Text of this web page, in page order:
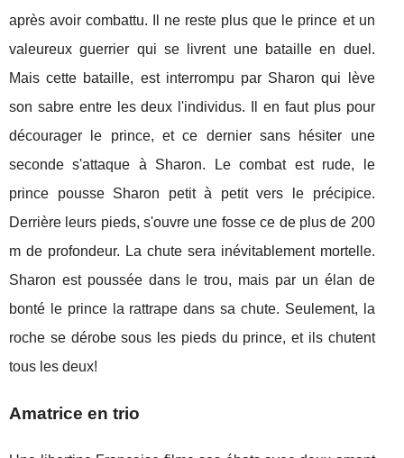
après avoir combattu. Il ne reste plus que le prince et un
valeureux guerrier qui se livrent une bataille en duel.
Mais cette bataille, est interrompu par Sharon qui lève
son sabre entre les deux l'individus. Il en faut plus pour
décourager le prince, et ce dernier sans hésiter une
seconde s'attaque à Sharon. Le combat est rude, le
prince pousse Sharon petit à petit vers le précipice.
Derrière leurs pieds, s'ouvre une fosse ce de plus de 200
m de profondeur. La chute sera inévitablement mortelle.
Sharon est poussée dans le trou, mais par un élan de
bonté le prince la rattrape dans sa chute. Seulement, la
roche se dérobe sous les pieds du prince, et ils chutent
tous les deux!
Amatrice en trio